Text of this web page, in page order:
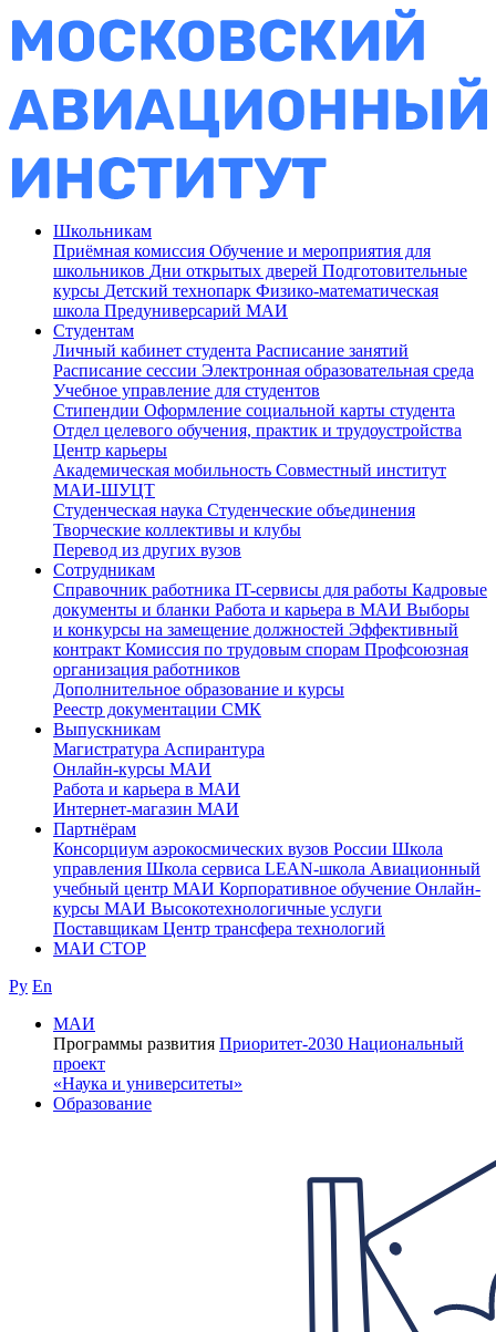
Школьникам
Приёмная комиссия Обучение и мероприятия для
школьников Дни открытых дверей Подготовительные
курсы Детский технопарк Физико-математическая
школа Предуниверсарий МАИ
Студентам
Личный кабинет студента Расписание занятий
Расписание сессии Электронная образовательная среда
Учебное управление для студентов
Стипендии Оформление социальной карты студента
Отдел целевого обучения, практик и трудоустройства
Центр карьеры
Академическая мобильность Совместный институт
МАИ-ШУЦТ
Студенческая наука Студенческие объединения
Творческие коллективы и клубы
Перевод из других вузов
Сотрудникам
Cправочник работника IT-сервисы для работы Кадровые
документы и бланки Работа и карьера в МАИ Выборы
и конкурсы на замещение должностей Эффективный
контракт Комиссия по трудовым спорам Профсоюзная
организация работников
Дополнительное образование и курсы
Реестр документации СМК
Выпускникам
Магистратура Аспирантура
Онлайн-курсы МАИ
Работа и карьера в МАИ
Интернет-магазин МАИ
Партнёрам
Консорциум аэрокосмических вузов России Школа
управления Школа сервиса LEAN-школа Авиационный
учебный центр МАИ Корпоративное обучение Онлайн-
курсы МАИ Высокотехнологичные услуги
Поставщикам Центр трансфера технологий
МАИ СТОР
Ру En
МАИ
Программы развития Приоритет-2030 Национальный
проект
«Наука и университеты»
Образование